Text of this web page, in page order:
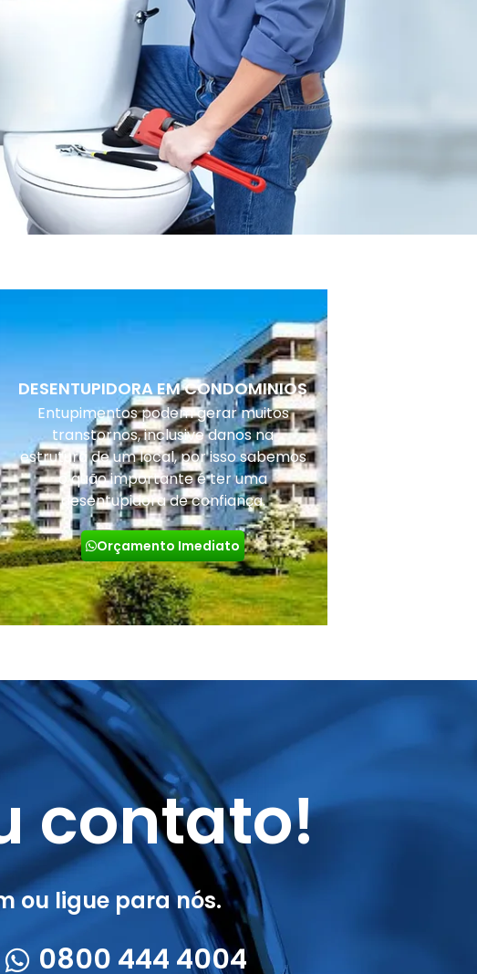
DESENTUPIDORA EM CONDOMINIOS
Entupimentos podem gerar muitos
transtornos, inclusive danos na
estrutura de um local, por isso sabemos
o quão importante é ter uma
desentupidora de confiança.
Orçamento Imediato
contato!
ou ligue para nós.
0800 444 4004